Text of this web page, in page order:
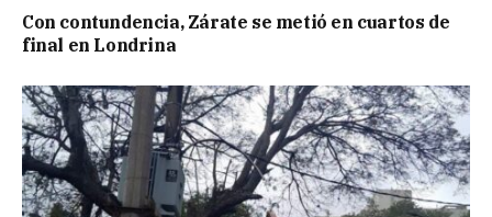
Con contundencia, Zárate se metió en cuartos de
final en Londrina